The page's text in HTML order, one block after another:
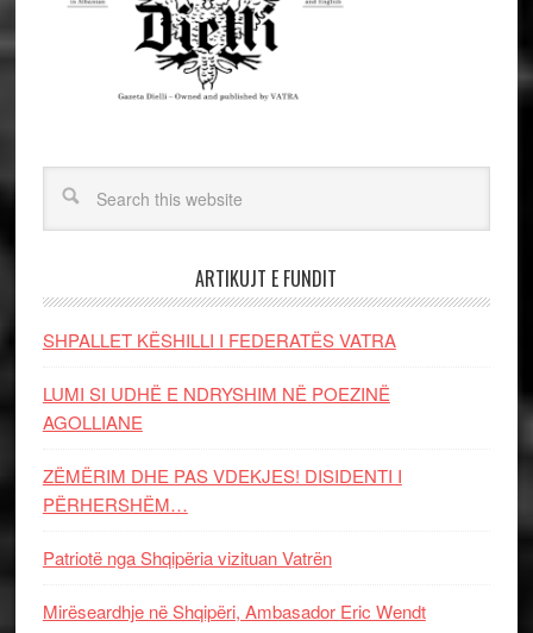
ARTIKUJT E FUNDIT
SHPALLET KËSHILLI I FEDERATËS VATRA
LUMI SI UDHË E NDRYSHIM NË POEZINË
AGOLLIANE
ZËMËRIM DHE PAS VDEKJES! DISIDENTI I
PËRHERSHËM…
Patriotë nga Shqipëria vizituan Vatrën
Mirëseardhje në Shqipëri, Ambasador Eric Wendt